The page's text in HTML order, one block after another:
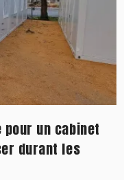
un cabinet
durant les